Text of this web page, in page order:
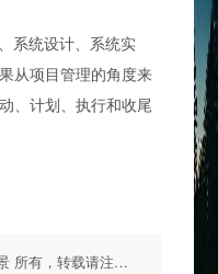
系统设计、系统实
从项目管理的角度来
、计划、执行和收尾
非特殊说明，本文版权归 看美景 所有，转载请注明出处.